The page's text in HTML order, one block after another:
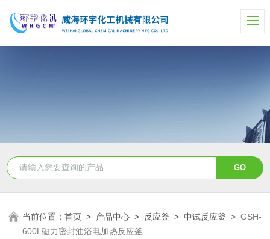
当前位置：首页 > 产品中心 > 反应釜 >中试反应釜 >GSH-
600L磁力密封油浴电加热反应釜